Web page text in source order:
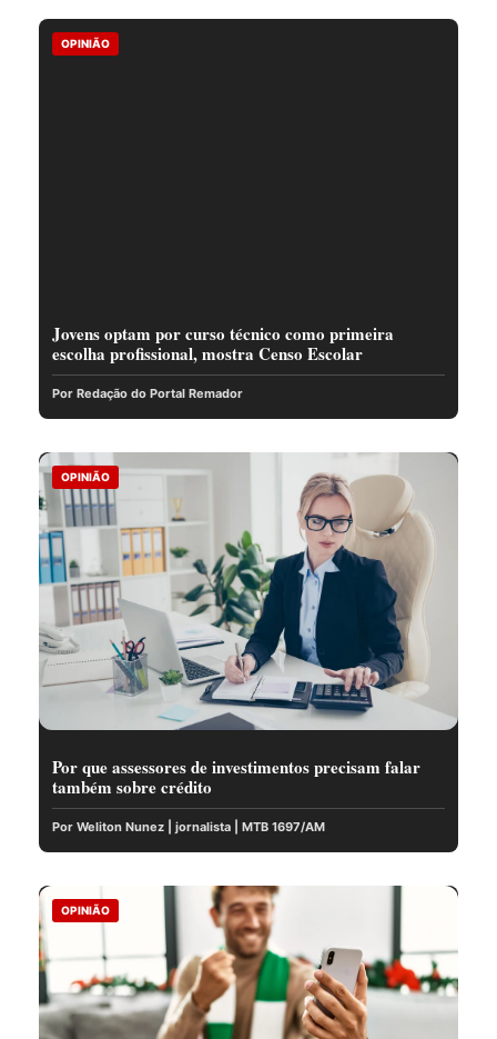
OPINIÃO
Jovens optam por curso técnico como primeira
escolha profissional, mostra Censo Escolar
Por Redação do Portal Remador
OPINIÃO
Por que assessores de investimentos precisam falar
também sobre crédito
Por Weliton Nunez | jornalista | MTB 1697/AM
OPINIÃO